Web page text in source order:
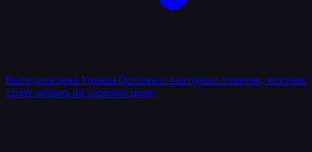
Выгодная цена Уценка Остатки и выгодные позиции, которые
стоит забрать по хорошей цене.